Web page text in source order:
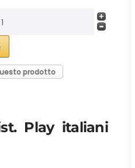
prodotto
Play italiani